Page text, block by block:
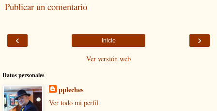
Publicar un comentario
‹ ›
Inicio
Ver versión web
Datos personales
ppleches
Ver todo mi perfil